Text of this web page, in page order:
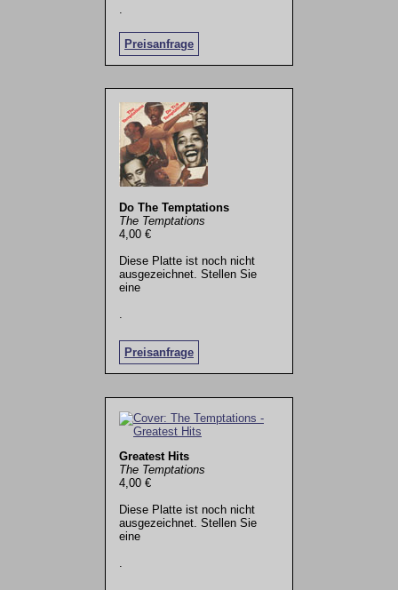
Preisanfrage
.
Do The Temptations
The Temptations
4,00 €
Diese Platte ist noch nicht
ausgezeichnet. Stellen Sie
eine
Preisanfrage
Greatest Hits
The Temptations
4,00 €
Diese Platte ist noch nicht
ausgezeichnet. Stellen Sie
eine